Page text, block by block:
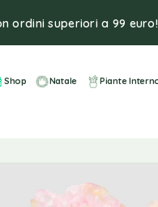
ordini superiori a 99 euro!
Shop Natale Piante